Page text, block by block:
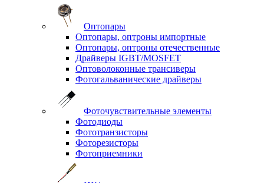
Оптопары
Оптопары, оптроны импортные
Оптопары, оптроны отечественные
Драйверы IGBT/MOSFET
Оптоволоконные трансиверы
Фотогальванические драйверы
Фоточувствительные элементы
Фотодиоды
Фототранзисторы
Фоторезисторы
Фотоприемники